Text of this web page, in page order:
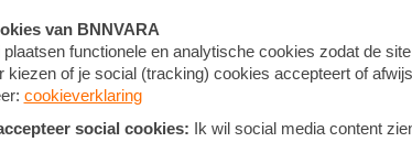
Algemene voorwaarden ©2026BNNVARA